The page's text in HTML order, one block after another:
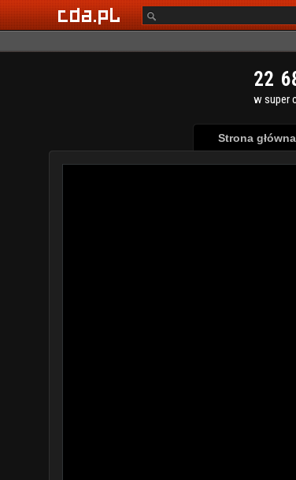
22 6
w super
Strona główna